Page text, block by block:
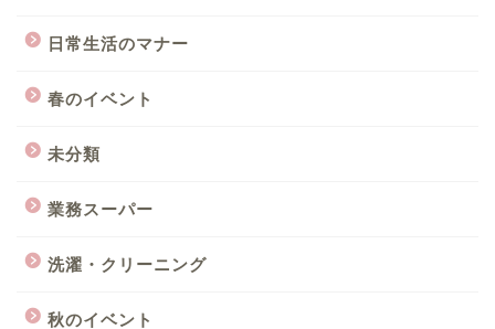
日常生活のマナー
春のイベント
未分類
業務スーパー
洗濯・クリーニング
秋のイベント